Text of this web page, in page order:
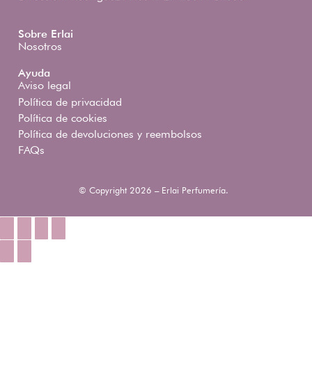
Sobre Erlai
Nosotros
Ayuda
Aviso legal
Política de privacidad
Política de cookies
Política de devoluciones y reembolsos
FAQs
© Copyright 2026 – Erlai Perfumería.